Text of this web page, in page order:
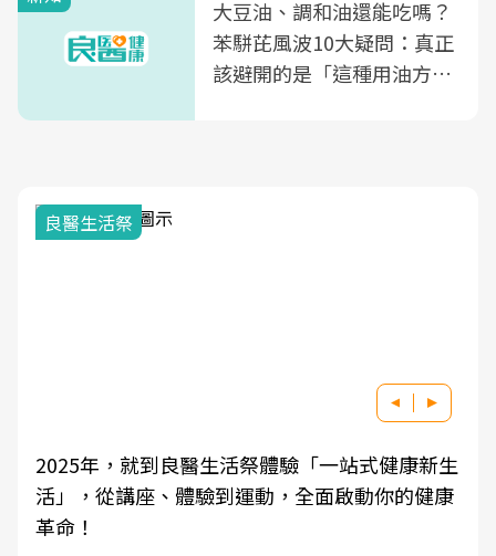
大豆油、調和油還能吃嗎？
苯駢芘風波10大疑問：真正
該避開的是「這種用油方
良醫生活祭
2025年，就到良醫生活祭體驗「一站式健康新生
活」，從講座、體驗到運動，全面啟動你的健康
革命！